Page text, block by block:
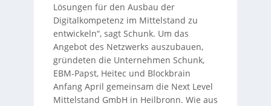
Lösungen für den Ausbau der
Digitalkompetenz im Mittelstand zu
entwickeln“, sagt Schunk. Um das
Angebot des Netzwerks auszubauen,
gründeten die Unternehmen Schunk,
EBM-Papst, Heitec und Blockbrain
Anfang April gemeinsam die Next Level
Mittelstand GmbH in Heilbronn. Wie aus